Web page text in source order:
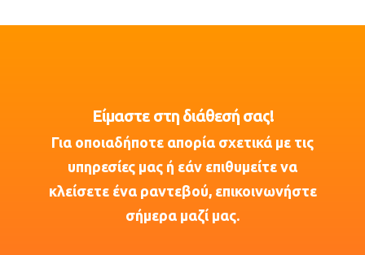
Είμαστε στη διάθεσή σας!
Για οποιαδήποτε απορία σχετικά με τις
υπηρεσίες μας ή εάν επιθυμείτε να
κλείσετε ένα ραντεβού, επικοινωνήστε
σήμερα μαζί μας.